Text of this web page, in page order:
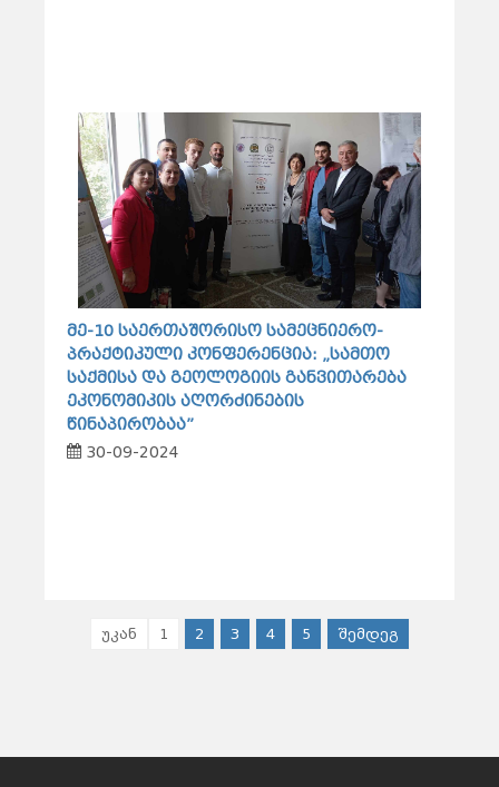
მე-10 საერთაშორისო სამეცნიერო-
პრაქტიკული კონფერენცია: „სამთო
საქმისა და გეოლოგიის განვითარება
ეკონომიკის აღორძინების
წინაპირობაა”
30-09-2024
უკან 1 2 3 4 5 შემდეგ